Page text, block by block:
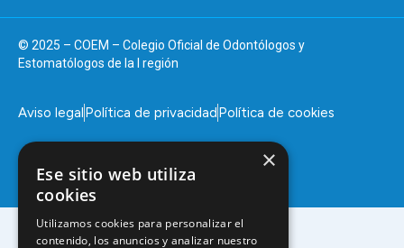
© 2025 – COEM – Colegio Oficial de Odontólogos y
Estomatólogos de la I región
Aviso legalPolítica de privacidadPolítica de cookies
×
Ese sitio web utiliza
cookies
Utilizamos cookies para personalizar el
contenido, los anuncios y analizar nuestro